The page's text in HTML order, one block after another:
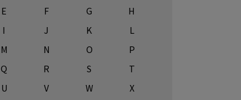
E
F G
H
I
J K
L
M
N O
P
Q
R S
T
U
V W
X